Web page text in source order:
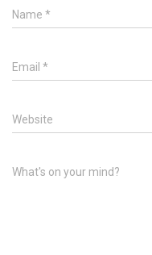
Name *
Email *
Website
What's on your mind?